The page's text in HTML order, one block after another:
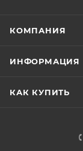
КОМПАНИЯ
ИНФОРМАЦИЯ
КАК КУПИТЬ